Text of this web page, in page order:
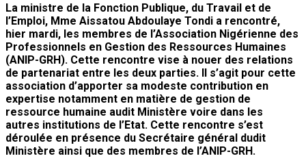
La ministre de la Fonction Publique, du Travail et de
l’Emploi, Mme Aissatou Abdoulaye Tondi a rencontré,
hier mardi, les membres de l’Association Nigérienne des
Professionnels en Gestion des Ressources Humaines
(ANIP-GRH). Cette rencontre vise à nouer des relations
de partenariat entre les deux parties. Il s’agit pour cette
association d’apporter sa modeste contribution en
expertise notamment en matière de gestion de
ressource humaine audit Ministère voire dans les
autres institutions de l’Etat. Cette rencontre s’est
déroulée en présence du Secrétaire général dudit
Ministère ainsi que des membres de l’ANIP-GRH.